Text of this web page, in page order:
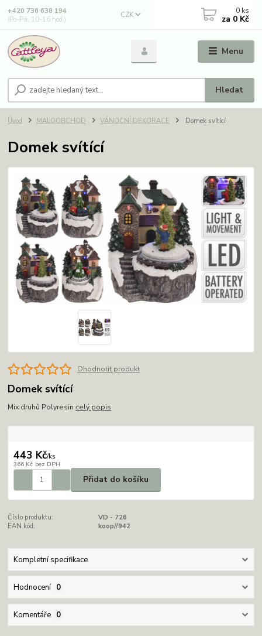
Menu
CZK
Hledat
+420 736 638 194
(Po-Pá, 10-16 hod.)
0 ks
za 0 Kč
Úvod MALOOBCHOD VÁNOČNÍ DEKORACE Domek svítící
Domek svítící
Ohodnotit produkt
Domek svítící
Mix druhů Polyresin celý popis
443 Kč/ks
366 Kč bez DPH
Přidat do košíku
Číslo produktu:
VD - 726
EAN kód:
koop//942
Kompletní specifikace
Hodnocení 0
Komentáře 0